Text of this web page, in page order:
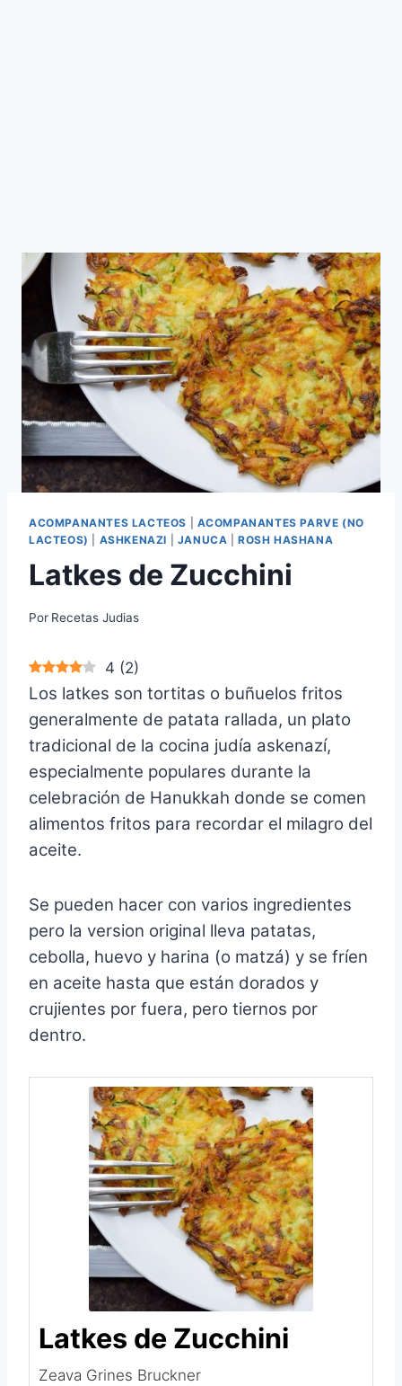
ACOMPANANTES LACTEOS
ACOMPANANTES PARVE (NO
LACTEOS)
ASHKENAZI JANUCA |ROSH HASHANA
Latkes de Zucchini
Por Recetas Judias
4 (2)
Los latkes son tortitas o buñuelos fritos
generalmente de patata rallada, un plato
tradicional de la cocina judía askenazí,
especialmente populares durante la
celebración de Hanukkah donde se comen
alimentos fritos para recordar el milagro del
aceite.
Se pueden hacer con varios ingredientes
pero la version original lleva patatas,
cebolla, huevo y harina (o matzá) y se fríen
en aceite hasta que están dorados y
crujientes por fuera, pero tiernos por
dentro.
Latkes de Zucchini
Zeava Grines Bruckner